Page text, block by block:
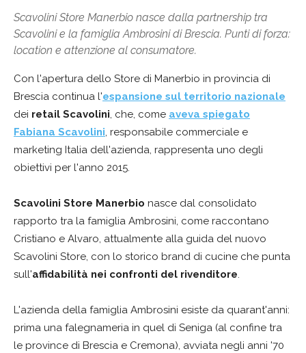
Scavolini Store Manerbio nasce dalla partnership tra
Scavolini e la famiglia Ambrosini di Brescia. Punti di forza:
location e attenzione al consumatore.
Con l'apertura dello Store di Manerbio in provincia di
Brescia continua l'espansione sul territorio nazionale
dei retail Scavolini, che, come aveva spiegato
Fabiana Scavolini, responsabile commerciale e
marketing Italia dell'azienda, rappresenta uno degli
obiettivi per l'anno 2015.
Scavolini Store Manerbio nasce dal consolidato
rapporto tra la famiglia Ambrosini, come raccontano
Cristiano e Alvaro, attualmente alla guida del nuovo
Scavolini Store, con lo storico brand di cucine che punta
sull'affidabilità nei confronti del rivenditore.
L'azienda della famiglia Ambrosini esiste da quarant'anni:
prima una falegnameria in quel di Seniga (al confine tra
le province di Brescia e Cremona), avviata negli anni '70